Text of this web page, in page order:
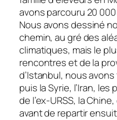
avons parcouru 20
Nous avons dessiné
chemin, au gré des
climatiques, mais le
rencontres et de la
d’Istanbul, nous
puis la Syrie, l’Iran, les
de l’ex-URSS, la
avant de repartir